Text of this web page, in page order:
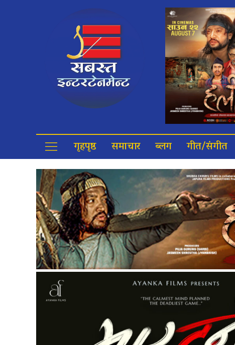
गृहपृष्ठ समाचार ब्लग गीत/संगीत